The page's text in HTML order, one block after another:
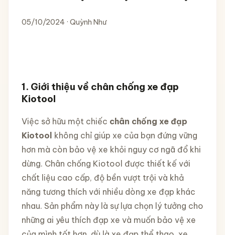
05/10/2024 · Quỳnh Như
1. Giới thiệu về chân chống xe đạp
Kiotool
Việc sở hữu một chiếc chân chống xe đạp
Kiotool không chỉ giúp xe của bạn đứng vững
hơn mà còn bảo vệ xe khỏi nguy cơ ngã đổ khi
dừng. Chân chống Kiotool được thiết kế với
chất liệu cao cấp, độ bền vượt trội và khả
năng tương thích với nhiều dòng xe đạp khác
nhau. Sản phẩm này là sự lựa chọn lý tưởng cho
những ai yêu thích đạp xe và muốn bảo vệ xe